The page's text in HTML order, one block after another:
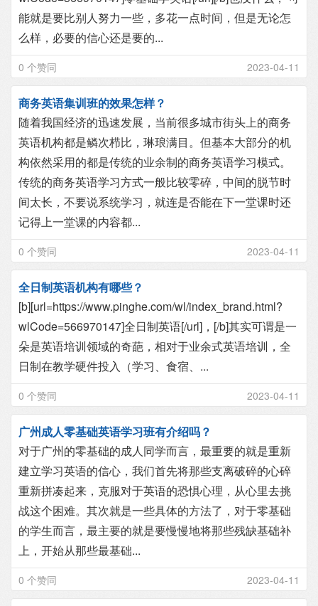
能就是要比别人努力一些，多花一点时间，但是无论怎
么样，必要的信心还是要的...
0 个赞同 2023-04-11
商务英语集训班的效果怎样？
随着我国经济的迅速发展，当前很多城市街头上的商务
英语机构都是鳞次栉比，琳琅满目。但基本大部分的机
构依然采用的都是传统的业余制的商务英语学习模式。
传统的商务英语学习方式一般比较零碎，中间的脱节时
间太长，不要说系统学习，就连是否能在下一堂课时还
记得上一堂课的内容都...
0 个赞同 2023-04-11
全日制英语机构有哪些？
[b][url=https://www.pinghe.com/wl/index_brand.html?
wlCode=566970147]全日制英语[/url]，[/b]其实可谓是一
朵是英语培训领域的奇葩，相对于业余式英语培训，全
日制在教学硬件投入（学习、食宿、...
0 个赞同 2023-04-11
广州成人零基础英语学习班有介绍吗？
对于广州的零基础的成人同学而言，最重要的就是重新
建立学习英语的信心，我们首先将那些支离破碎的心碎
重新拼凑起来，克服对于英语的恐惧心理，从心里去挑
战这个困难。其次就是一些具体的方法了，对于零基础
的学生而言，最主要的就是要慢慢地将那些残缺基础补
上，开始从那些最基础...
0 个赞同 2023-04-11